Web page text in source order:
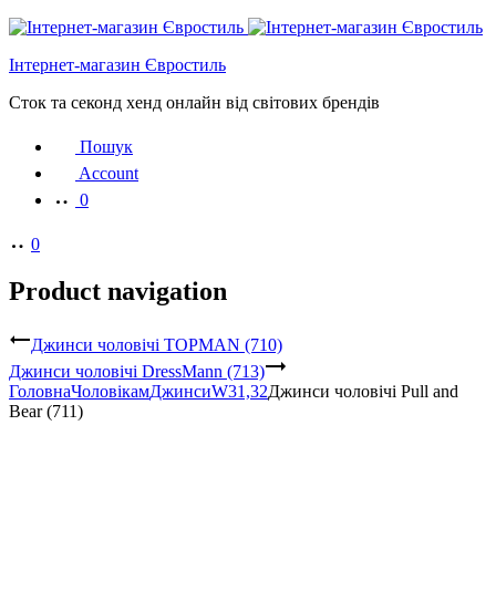
Інтернет-магазин Євростиль
Сток та секонд хенд онлайн від світових брендів
Пошук
Account
0
0
Product navigation
Джинси чоловічі TOPMAN (710)
Джинси чоловічі DressMann (713)
ГоловнаЧоловікамДжинсиW31,32Джинси чоловічі Pull and
Bear (711)